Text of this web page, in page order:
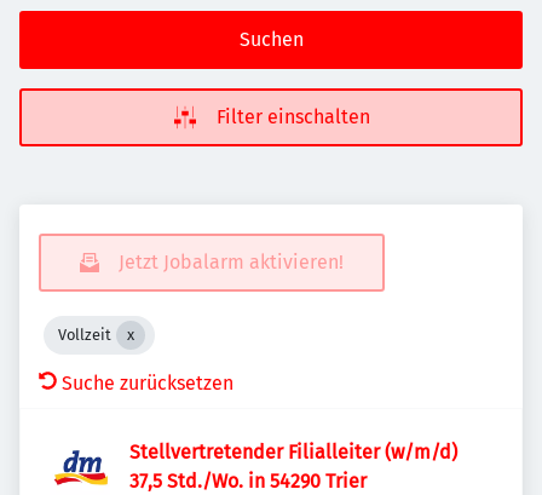
Suchen
Filter einschalten
Jetzt Jobalarm aktivieren!
Vollzeit
Suche zurücksetzen
Stellvertretender Filialleiter (w/m/d)
37,5 Std./Wo. in 54290 Trier